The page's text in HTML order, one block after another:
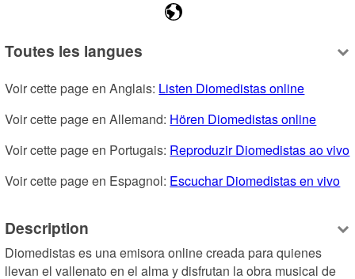
Toutes les langues
Voir cette page en Anglais: Listen Diomedistas online
Voir cette page en Allemand: Hören Diomedistas online
Voir cette page en Portugais: Reproduzir Diomedistas ao vivo
Voir cette page en Espagnol: Escuchar Diomedistas en vivo
Description
Diomedistas es una emisora online creada para quienes
llevan el vallenato en el alma y disfrutan la obra musical de